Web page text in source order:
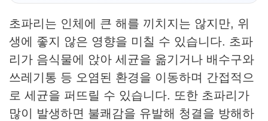
초파리는 인체에 큰 해를 끼치지는 않지만, 위
생에 좋지 않은 영향을 미칠 수 있습니다. 초파
리가 음식물에 앉아 세균을 옮기거나 배수구와
쓰레기통 등 오염된 환경을 이동하며 간접적으
로 세균을 퍼뜨릴 수 있습니다. 또한 초파리가
많이 발생하면 불쾌감을 유발해 청결을 방해하